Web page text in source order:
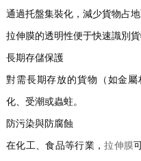
通過托盤集裝化，減少貨物占
拉伸膜的透明性便于快速識別
長期存儲保護
對需長期存放的貨物（如金
化、受潮或蟲蛀。
防污染與防腐蝕
在化工、食品等行業，拉伸膜